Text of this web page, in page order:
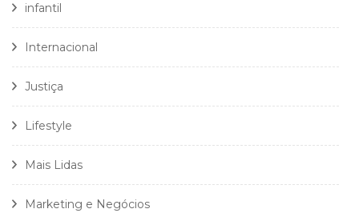
infantil
Internacional
Justiça
Lifestyle
Mais Lidas
Marketing e Negócios